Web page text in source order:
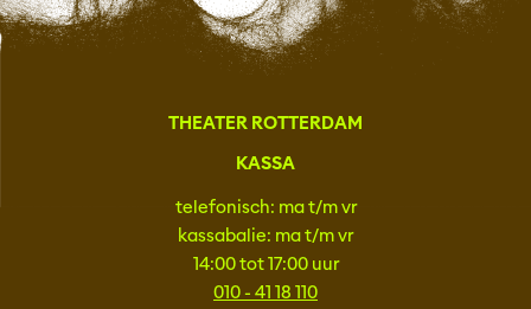
THEATER ROTTERDAM
KASSA
telefonisch: ma t/m vr
kassabalie: ma t/m vr
14:00 tot 17:00 uur
010 - 41 18 110